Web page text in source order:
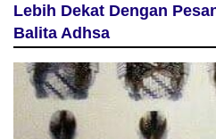
Lebih Dekat Dengan
Balita Adhsa